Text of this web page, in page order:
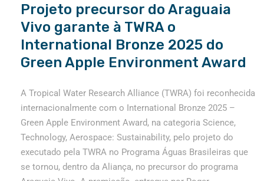
Projeto precursor do Araguaia
Vivo garante à TWRA o
International Bronze 2025 do
Green Apple Environment Award
A Tropical Water Research Alliance (TWRA) foi reconhecida
internacionalmente com o International Bronze 2025 –
Green Apple Environment Award, na categoria Science,
Technology, Aerospace: Sustainability, pelo projeto do
executado pela TWRA no Programa Águas Brasileiras que
se tornou, dentro da Aliança, no precursor do programa